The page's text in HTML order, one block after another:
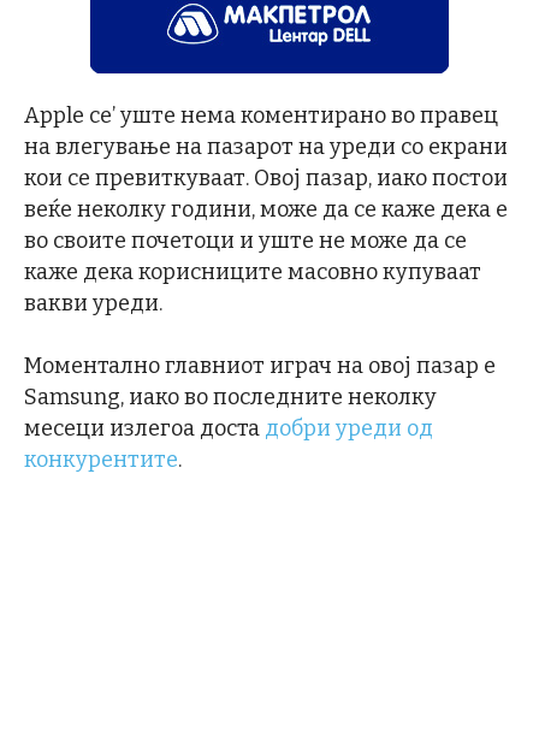
Apple се’ уште нема коментирано во правец
на влегување на пазарот на уреди со екрани
кои се превиткуваат. Овој пазар, иако постои
веќе неколку години, може да се каже дека е
во своите почетоци и уште не може да се
каже дека корисниците масовно купуваат
вакви уреди.
Моментално главниот играч на овој пазар е
Samsung, иако во последните неколку
месеци излегоа доста добри уреди од
конкурентите.